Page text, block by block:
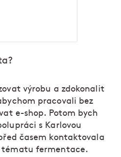
výrobu a zdokonalit
pracovali bez
e-shop. Potom bych
s Karlovou
časem kontaktovala
tématu fermentace.